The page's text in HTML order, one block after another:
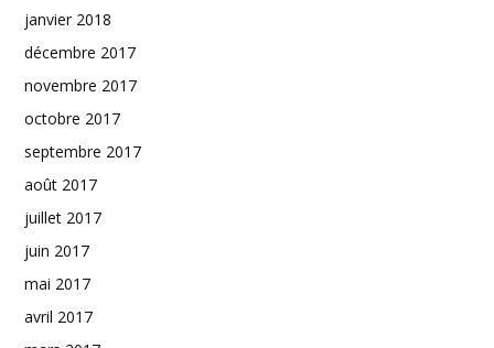
janvier 2018
décembre 2017
novembre 2017
octobre 2017
septembre 2017
août 2017
juillet 2017
juin 2017
mai 2017
avril 2017